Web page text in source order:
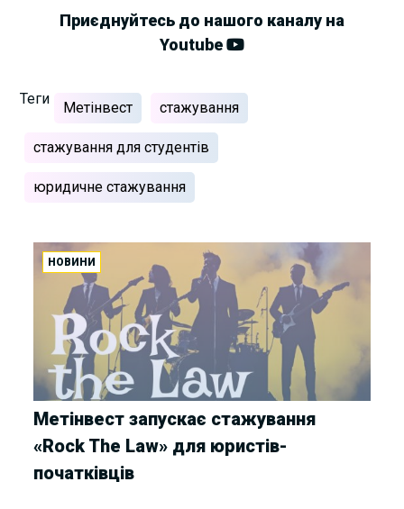
Приєднуйтесь до нашого каналу на
Youtube
Теги
Метінвест стажування
стажування для студентів
юридичне стажування
НОВИНИ
Метінвест запускає стажування
«Rock The Law» для юристів-
початківців